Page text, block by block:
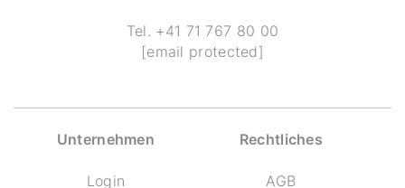
Tel. +41 71 767 80 00
[email protected]
Unternehmen
Login
Rechtliches
AGB